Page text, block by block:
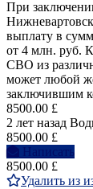
При
выплату в
от 4 млн. руб. К
СВО из
может любой
заключившим
8500.00 £
2 лет назад
8500.00 £
Написать
8500.00 £
Удалить из